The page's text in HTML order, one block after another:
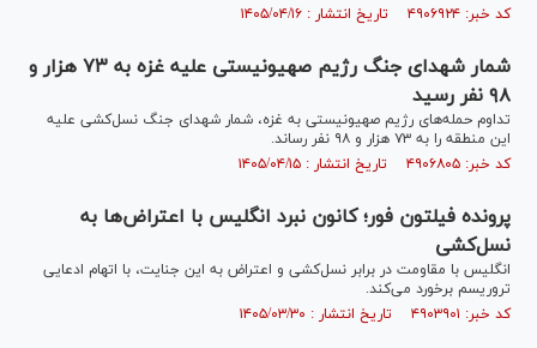
کد خبر: ۴۹۰۶۹۲۴ تاریخ انتشار : ۱۴۰۵/۰۴/۱۶
شمار شهدای جنگ رژیم صهیونیستی علیه غزه به ۷۳ هزار و
۹۸ نفر رسید
تداوم حمله‌های رژیم صهیونیستی به غزه، شمار شهدای جنگ نسل‌کشی علیه
این منطقه را به ۷۳ هزار و ۹۸ نفر رساند.
کد خبر: ۴۹۰۶۸۰۵ تاریخ انتشار : ۱۴۰۵/۰۴/۱۵
پرونده فیلتون فور؛ کانون نبرد انگلیس با اعتراض‌ها به
نسل‌کشی
انگلیس با مقاومت در برابر نسل‌کشی و اعتراض به این جنایت، با اتهام ادعایی
تروریسم برخورد می‌کند.
کد خبر: ۴۹۰۳۹۰۱ تاریخ انتشار : ۱۴۰۵/۰۳/۳۰